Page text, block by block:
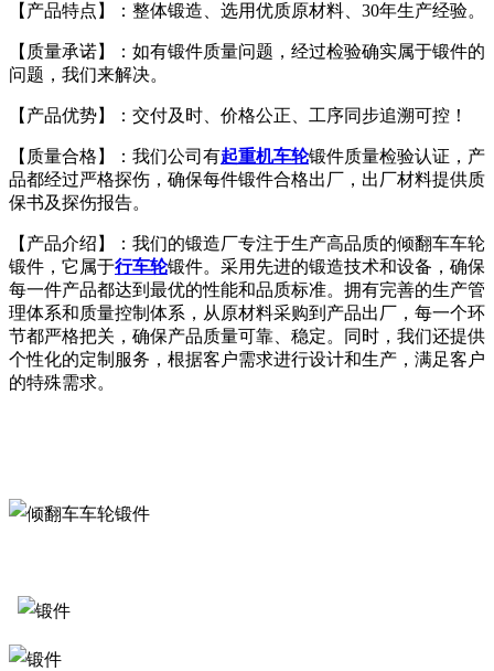
【产品特点】：整体锻造、选用优质原材料、30年生产经验。
【质量承诺】：如有锻件质量问题，经过检验确实属于锻件的
问题，我们来解决。
【产品优势】：交付及时、价格公正、工序同步追溯可控！
【质量合格】：我们公司有起重机车轮锻件质量检验认证，产
品都经过严格探伤，确保每件锻件合格出厂，出厂材料提供质
保书及探伤报告。
【产品介绍】：我们的锻造厂专注于生产高品质的倾翻车车轮
锻件，它属于行车轮锻件。采用先进的锻造技术和设备，确保
每一件产品都达到最优的性能和品质标准。拥有完善的生产管
理体系和质量控制体系，从原材料采购到产品出厂，每一个环
节都严格把关，确保产品质量可靠、稳定。同时，我们还提供
个性化的定制服务，根据客户需求进行设计和生产，满足客户
的特殊需求。